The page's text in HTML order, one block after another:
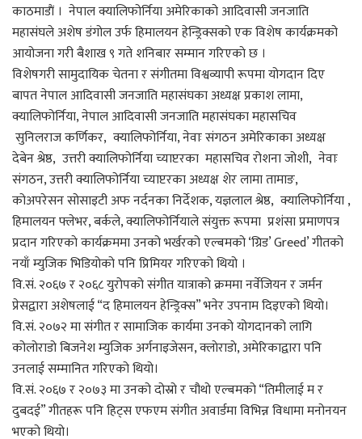
काठमाडाैं । नेपाल क्यालिफोर्निया अमेरिकाको आदिवासी जनजाति
महासंघले अशेष डंगोल उर्फ ​​हिमालयन हेन्ड्रिक्सको एक विशेष कार्यक्रमको
आयोजना गरी बैशाख ९ गते शनिबार सम्मान गरिएकाे छ ।
विशेषगरी सामुदायिक चेतना र संगीतमा विश्वव्यापी रूपमा योगदान दिए
बापत नेपाल आदिवासी जनजाति महासंघका अध्यक्ष प्रकाश लामा,
क्यालिफोर्निया, नेपाल आदिवासी जनजाति महासंघका महासचिव
सुनिलराज कर्णिकर, क्यालिफोर्निया, नेवाः संगठन अमेरिकाका अध्यक्ष
देबेन श्रेष्ठ, उत्तरी क्यालिफोर्निया च्याप्टरका महासचिव रोशना जोशी, नेवाः
संगठन, उत्तरी क्यालिफोर्निया च्याप्टरका अध्यक्ष शेर लामा तामाङ,
कोअपरेसन सोसाइटी अफ नर्दनका निर्देशक, यज्ञलाल श्रेष्ठ, क्यालिफोर्निया ,
हिमालयन फ्लेभर, बर्कले, क्यालिफोर्नियाले संयुक्त रूपमा प्रशंसा प्रमाणपत्र
प्रदान गरिएकाे कार्यक्रममा उनको भर्खरको एल्बमको ‘ग्रिड’ Greed’ गीतको
नयाँ म्युजिक भिडियोको पनि प्रिमियर गरिएको थियो ।
वि.सं. २०६७ र २०६८ युरोपको संगीत यात्राको क्रममा नर्वेजियन र जर्मन
प्रेसद्वारा अशेषलाई “द हिमालयन हेन्ड्रिक्स” भनेर उपनाम दिइएको थियो।
वि.सं. २०७२ मा संगीत र सामाजिक कार्यमा उनको योगदानको लागि
कोलोराडो बिजनेश म्युजिक अर्गनाइजेसन, क्लाेराडाे, अमेरिकाद्वारा पनि
उनलाई सम्मानित गरिएको थियो।
वि.सं. २०६७ र २०७३ मा उनको दोस्रो र चौथो एल्बमको “तिमीलाई म र
दुबदई” गीतहरू पनि हिट्स एफएम संगीत अवार्डमा विभिन्न विधामा मनोनयन
भएको थियो।